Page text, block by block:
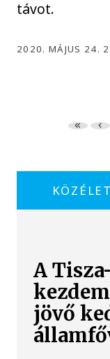
távot.
2020. MÁJUS 24.
KÖZÉLET
A
jövő